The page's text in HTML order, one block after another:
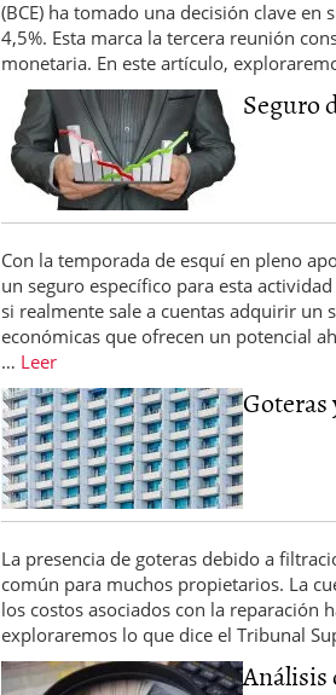
El dólar vive su mayor
más debilidad en 2026
(BCE) ha tomado una decisión clave
4,5%. Esta marca la tercera reunión
monetaria. En este artículo,
Seguro
Con la temporada de esquí en pleno
un seguro específico para esta
si realmente sale a cuentas adquirir un
económicas que ofrecen un potencial
… Leer
La presencia de goteras debido a
común para muchos propietarios. La
los costos asociados con la reparación
exploraremos lo que dice el Tribunal
Análisis